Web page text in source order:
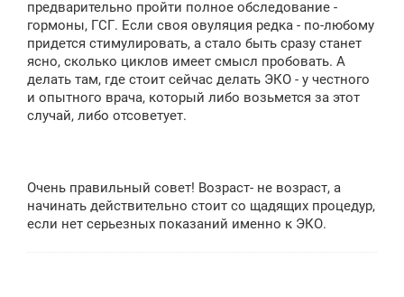
предварительно пройти полное обследование -
гормоны, ГСГ. Если своя овуляция редка - по-любому
придется стимулировать, а стало быть сразу станет
ясно, сколько циклов имеет смысл пробовать. А
делать там, где стоит сейчас делать ЭКО - у честного
и опытного врача, который либо возьмется за этот
случай, либо отсоветует.
Очень правильный совет! Возраст- не возраст, а
начинать действительно стоит со щадящих процедур,
если нет серьезных показаний именно к ЭКО.